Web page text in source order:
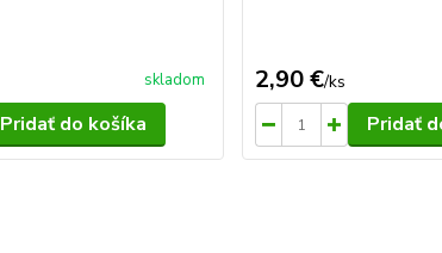
skladom
Pridať do košíka
2,90 €/ks
Pridať